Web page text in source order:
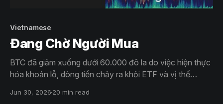
Vietnamese
Đang Chờ Người Mua
BTC đã giảm xuống dưới 60.000 đô la do việc hiện thực
hóa khoản lỗ, dòng tiền chảy ra khỏi ETF và vị thế
lý thị trường. Mặc dù có những dấu hiệu ngày càng rõ rệt
Jun 30, 2026 20 min read